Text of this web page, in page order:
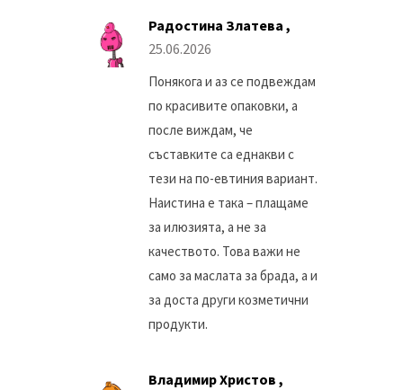
Радостина Златева ,
25.06.2026
Понякога и аз се подвеждам
по красивите опаковки, а
после виждам, че
съставките са еднакви с
тези на по-евтиния вариант.
Наистина е така – плащаме
за илюзията, а не за
качеството. Това важи не
само за маслата за брада, а и
за доста други козметични
продукти.
Владимир Христов ,